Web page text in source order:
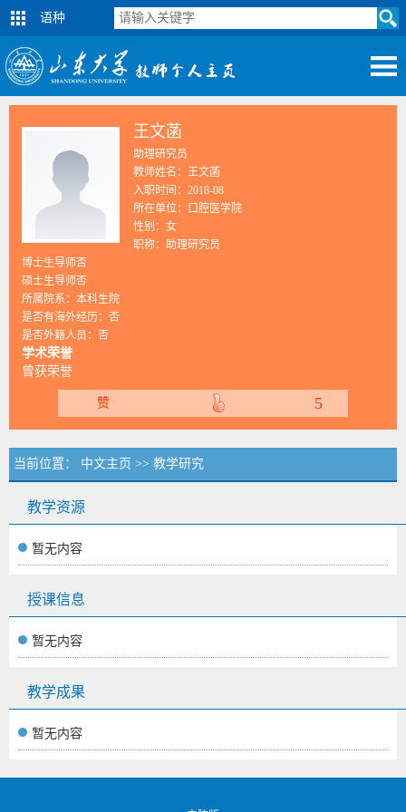
语种
王文菡
助理研究员
教师姓名：王文菡
入职时间：2018-08
所在单位：口腔医学院
性别：女
职称：助理研究员
博士生导师否
硕士生导师否
所属院系：本科生院
是否有海外经历：否
是否外籍人员：否
学术荣誉
曾获荣誉
赞 5
当前位置： 中文主页 >> 教学研究
教学资源
暂无内容
授课信息
暂无内容
教学成果
暂无内容